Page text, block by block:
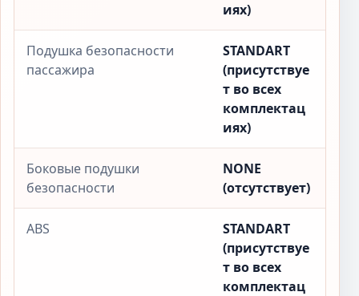
иях)
Подушка безопасности
пассажира
STANDART
(присутствуе
т во всех
комплектац
иях)
Боковые подушки
безопасности
NONE
(отсутствует)
ABS
STANDART
(присутствуе
т во всех
комплектац